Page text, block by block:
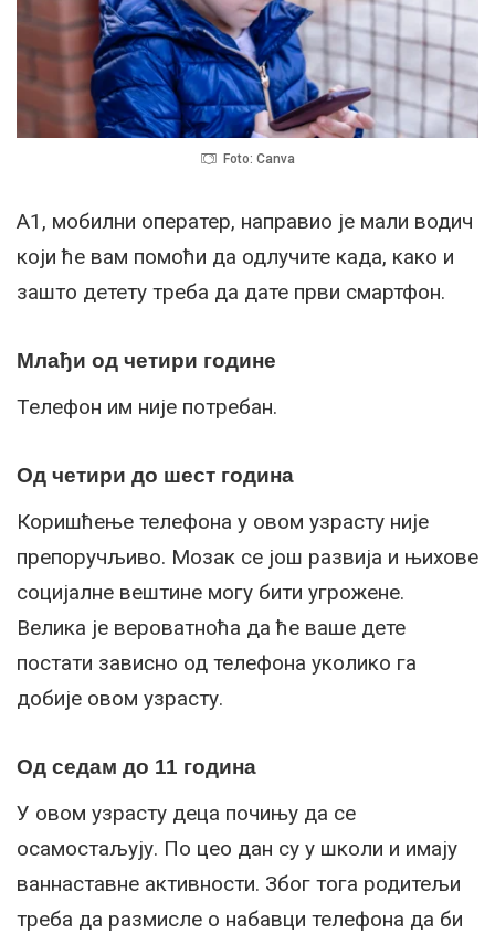
Foto: Canva
A1, мобилни оператер, направио је мали водич
који ће вам помоћи да одлучите када, како и
зашто детету треба да дате први смартфон.
Млађи од четири године
Телефон им није потребан.
Од четири до шест година
Коришћење телефона у овом узрасту није
препоручљиво. Мозак се још развија и њихове
социјалне вештине могу бити угрожене.
Велика је вероватноћа да ће ваше дете
постати зависно од телефона уколико га
добије овом узрасту.
Од седам до 11 година
У овом узрасту деца почињу да се
осамостаљују. По цео дан су у школи и имају
ваннаставне активности. Због тога родитељи
треба да размисле о набавци телефона да би